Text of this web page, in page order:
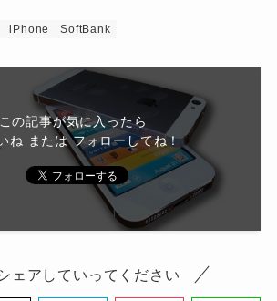
iPhone SoftBank
この記事が気に入ったら
ね または フォローしてね！
ェアしていってください